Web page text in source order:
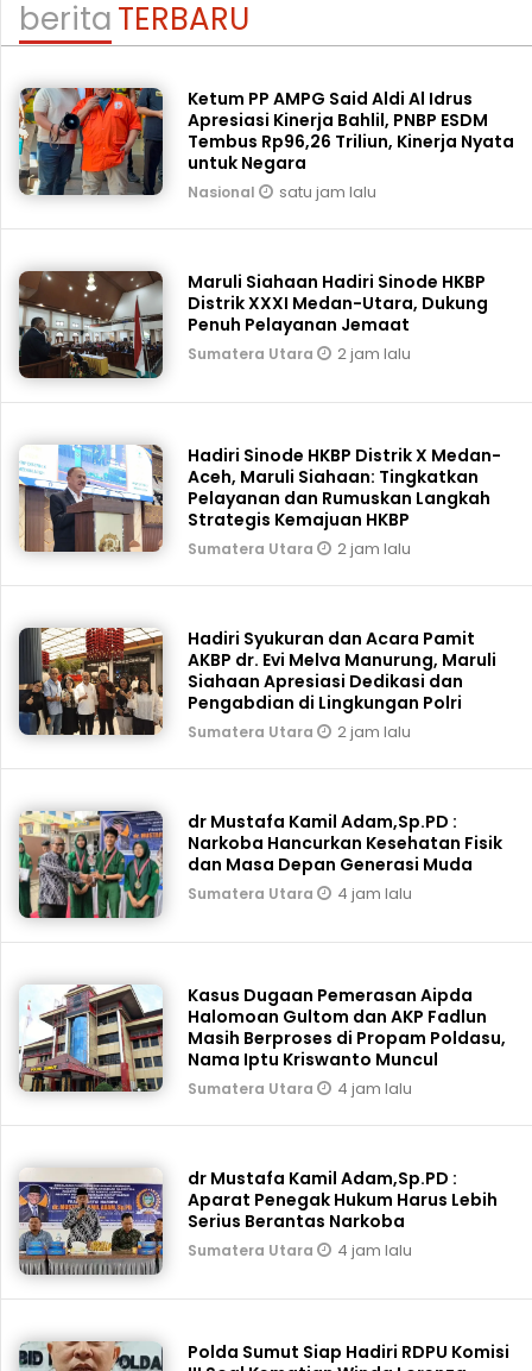
beritaTERBARU
Ketum PP AMPG Said Aldi Al Idrus
Apresiasi Kinerja Bahlil, PNBP ESDM
Tembus Rp96,26 Triliun, Kinerja Nyata
untuk Negara
Nasional satu jam lalu
Maruli Siahaan Hadiri Sinode HKBP
Distrik XXXI Medan-Utara, Dukung
Penuh Pelayanan Jemaat
Sumatera Utara 2 jam lalu
Hadiri Sinode HKBP Distrik X Medan-
Aceh, Maruli Siahaan: Tingkatkan
Pelayanan dan Rumuskan Langkah
Strategis Kemajuan HKBP
Sumatera Utara 2 jam lalu
Hadiri Syukuran dan Acara Pamit
AKBP dr. Evi Melva Manurung, Maruli
Siahaan Apresiasi Dedikasi dan
Pengabdian di Lingkungan Polri
Sumatera Utara 2 jam lalu
dr Mustafa Kamil Adam,Sp.PD :
Narkoba Hancurkan Kesehatan Fisik
dan Masa Depan Generasi Muda
Sumatera Utara 4 jam lalu
Kasus Dugaan Pemerasan Aipda
Halomoan Gultom dan AKP Fadlun
Masih Berproses di Propam Poldasu,
Nama Iptu Kriswanto Muncul
Sumatera Utara 4 jam lalu
dr Mustafa Kamil Adam,Sp.PD :
Aparat Penegak Hukum Harus Lebih
Serius Berantas Narkoba
Sumatera Utara 4 jam lalu
Polda Sumut Siap Hadiri RDPU Komisi